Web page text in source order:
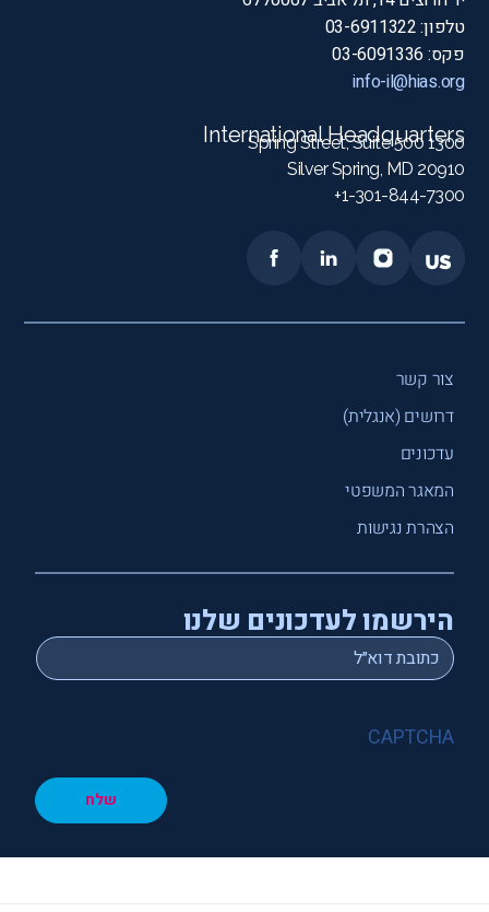
טלפון: 03-6911322
פקס: 03-6091336
info-il@hias.org
International Headquarters
1300 Spring Street, Suite 500
Silver Spring, MD 20910
1-301-844-7300+
צור קשר
דרושים (אנגלית)
עדכונים
המאגר המשפטי
הצהרת נגישות
הירשמו לעדכונים שלנו
Email
*
CAPTCHA
שלח